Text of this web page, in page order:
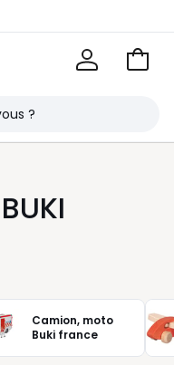
Voir
Camion, moto
Buki france